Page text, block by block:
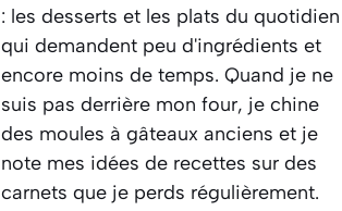
: les desserts et les plats du quotidien
qui demandent peu d'ingrédients et
encore moins de temps. Quand je ne
suis pas derrière mon four, je chine
des moules à gâteaux anciens et je
note mes idées de recettes sur des
carnets que je perds régulièrement.